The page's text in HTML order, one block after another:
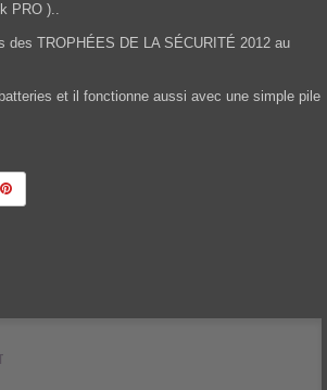
PRO )..
des TROPHÉES DE LA SÉCURITÉ 2012 au
et il fonctionne aussi avec une simple pile